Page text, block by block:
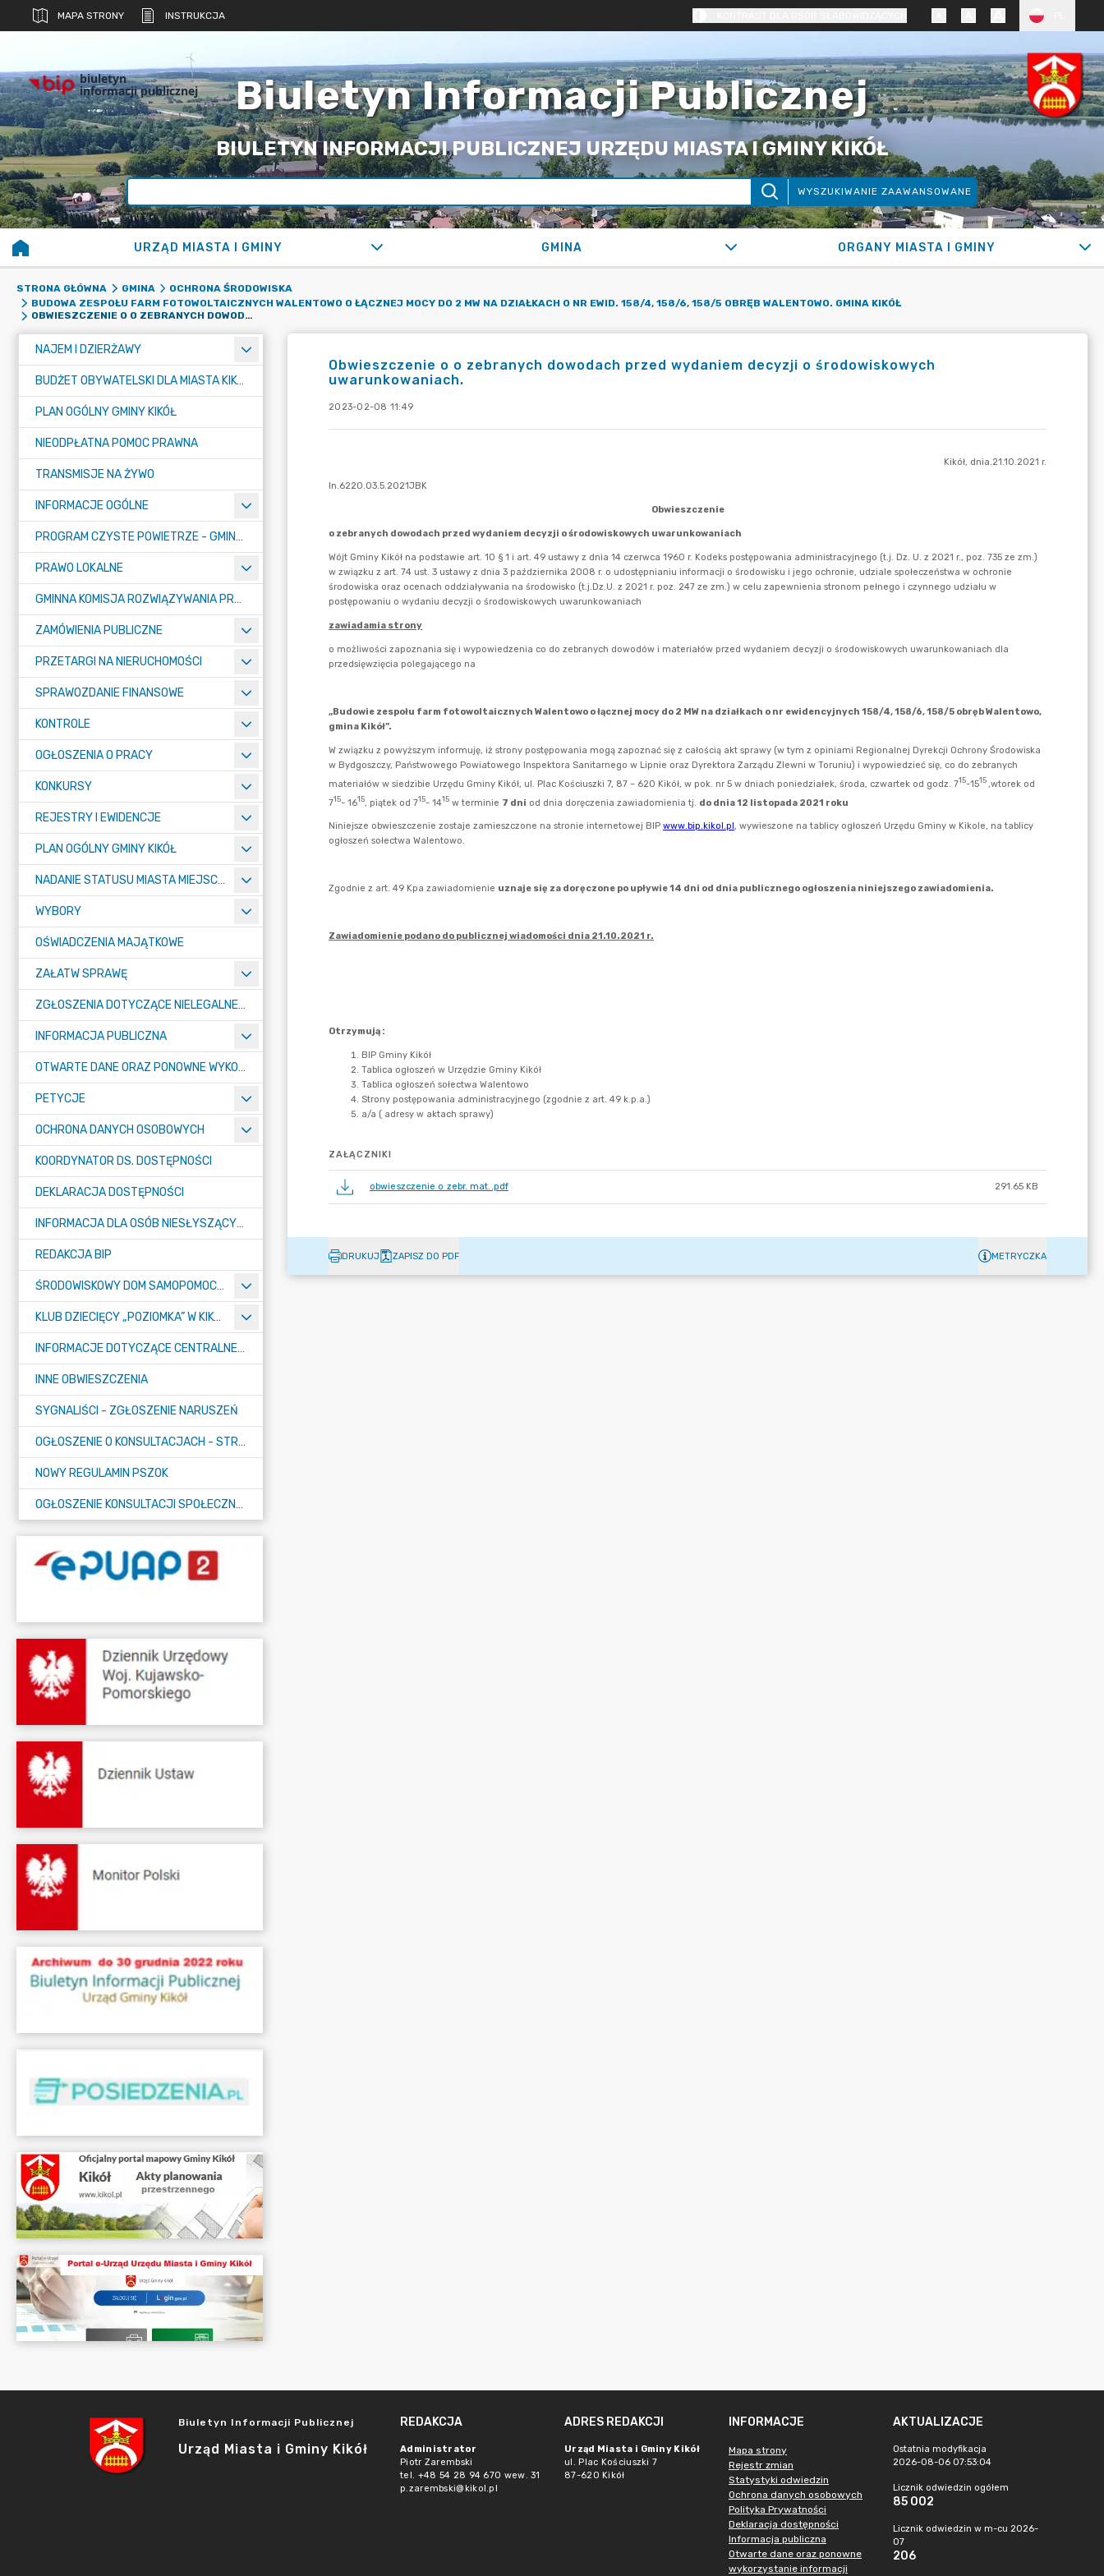
MAPA STRONY INSTRUKCJA
biuletyn
informacji publicznej Biuletyn Informacji Publicznej
BIULETYN INFORMACJI PUBLICZNEJ URZĘDU MIASTA I GMINY KIKÓŁ
WYSZUKIWANIE ZAAWANSOWANE
URZĄD MIASTA I GMINY GMINA ORGANY MIASTA I GMINY
STRONA GŁÓWNA GMINA
OCHRONA ŚRODOWISKA
BUDOWA ZESPOŁU FARM FOTOWOLTAICZNYCH WALENTOWO O ŁĄCZNEJ MOCY DO 2 MW NA DZIAŁKACH O NR EWID. 158/4, 158/6, 158/5 OBRĘB WALENTOWO. GMINA KIKÓŁ
OBWIESZCZENIE O O ZEBRANYCH DOWODACH PRZED WYDANIEM DECYZJI O ŚRODOWISKOWYCH UWARUNKOWANIACH.
NAJEM I DZIERŻAWY
BUDŻET OBYWATELSKI DLA MIASTA KIKÓŁ
PLAN OGÓLNY GMINY KIKÓŁ
NIEODPŁATNA POMOC PRAWNA
TRANSMISJE NA ŻYWO
INFORMACJE OGÓLNE
PROGRAM CZYSTE POWIETRZE - GMINA KIKÓŁ
PRAWO LOKALNE
GMINNA KOMISJA ROZWIĄZYWANIA PROBLEMÓW ALKOHOLOWYCH
ZAMÓWIENIA PUBLICZNE
PRZETARGI NA NIERUCHOMOŚCI
SPRAWOZDANIE FINANSOWE
KONTROLE
OGŁOSZENIA O PRACY
KONKURSY
REJESTRY I EWIDENCJE
PLAN OGÓLNY GMINY KIKÓŁ
NADANIE STATUSU MIASTA MIEJSCOWOŚCI KIKÓŁ
WYBORY
OŚWIADCZENIA MAJĄTKOWE
ZAŁATW SPRAWĘ
ZGŁOSZENIA DOTYCZĄCE NIELEGALNEGO SPALANIA ODPADÓW
INFORMACJA PUBLICZNA
OTWARTE DANE ORAZ PONOWNE WYKORZYSTANIE INFORMACJI SEKTORA PUBLICZNEGO
PETYCJE
OCHRONA DANYCH OSOBOWYCH
KOORDYNATOR DS. DOSTĘPNOŚCI
DEKLARACJA DOSTĘPNOŚCI
INFORMACJA DLA OSÓB NIESŁYSZĄCYCH
REDAKCJA BIP
ŚRODOWISKOWY DOM SAMOPOMOCY "KONICZYNKA" W SUMINIE
KLUB DZIECIĘCY „POZIOMKA” W KIKOLE
INFORMACJE DOTYCZĄCE CENTRALNEGO PORTU KOMUNIKACYJNEGO
INNE OBWIESZCZENIA
SYGNALIŚCI - ZGŁOSZENIE NARUSZEŃ
OGŁOSZENIE O KONSULTACJACH - STRATEGIA
NOWY REGULAMIN PSZOK
OGŁOSZENIE KONSULTACJI SPOŁECZNYCH
Obwieszczenie o o zebranych dowodach przed wydaniem decyzji o środowiskowych
uwarunkowaniach.
2023-02-08 11:49
ZAŁĄCZNIKI
obwieszczenie o zebr. mat..pdf 291.65 KB
DRUKUJ ZAPISZ DO PDF METRYCZKA
Biuletyn Informacji Publicznej
Urząd Miasta i Gminy Kikół
REDAKCJA
Administrator
Piotr Zarembski
tel. +48 54 28 94 670 wew. 31
p.zarembski@kikol.pl
ADRES REDAKCJI
Urząd Miasta i Gminy Kikół
ul. Plac Kościuszki 7
87-620 Kikół
INFORMACJE
Mapa strony
Rejestr zmian
Statystyki odwiedzin
Ochrona danych osobowych
Polityka Prywatności
Deklaracja dostępności
Informacja publiczna
Otwarte dane oraz ponowne
wykorzystanie informacji
AKTUALIZACJE
Ostatnia modyfikacja
2026-08-06 07:53:04
Licznik odwiedzin ogółem
85 002
Licznik odwiedzin w m-cu 2026-
07
206